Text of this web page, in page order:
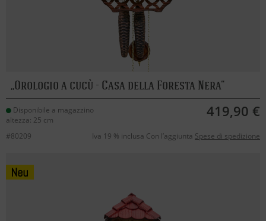
Orologio a cucù - Casa della Foresta Nera
Disponibile a magazzino
altezza: 25 cm
419,90 €
#80209 Iva 19 % inclusa Con l’aggiunta Spese di spedizione